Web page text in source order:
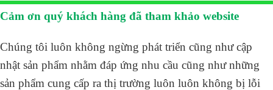
Cảm ơn quý khách hàng đã tham khảo website
Chúng tôi luôn không ngừng phát triển cũng như cập
nhật sản phẩm nhằm đáp ứng nhu cầu cũng như những
sản phẩm cung cấp ra thị trường luôn luôn không bị lỗi